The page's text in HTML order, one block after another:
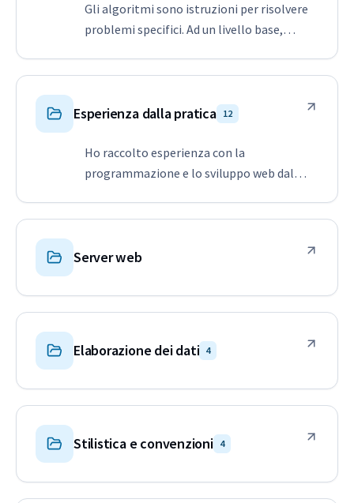
Gli algoritmi sono istruzioni per risolvere
problemi specifici. Ad un livello base,
ingredienti di input in modo abbastanza
Esperienza dalla pratica 12
Ho raccolto esperienza con la
programmazione e lo sviluppo web dal
possiate trovarli utili.
Server web
Elaborazione dei dati 4
Stilistica e convenzioni 4